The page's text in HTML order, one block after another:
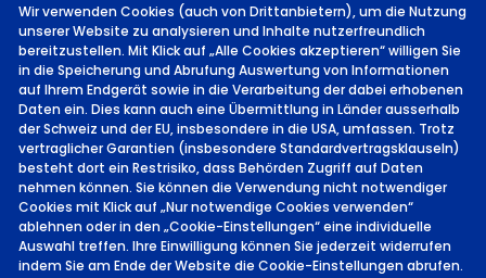
©2026 von MCH Group AG
Wir verwenden Cookies (auch von Drittanbietern), um die Nutzung
unserer Website zu analysieren und Inhalte nutzerfreundlich
bereitzustellen. Mit Klick auf „Alle Cookies akzeptieren“ willigen Sie
in die Speicherung und Abrufung Auswertung von Informationen
auf Ihrem Endgerät sowie in die Verarbeitung der dabei erhobenen
Daten ein. Dies kann auch eine Übermittlung in Länder ausserhalb
der Schweiz und der EU, insbesondere in die USA, umfassen. Trotz
vertraglicher Garantien (insbesondere Standardvertragsklauseln)
besteht dort ein Restrisiko, dass Behörden Zugriff auf Daten
nehmen können. Sie können die Verwendung nicht notwendiger
Cookies mit Klick auf „Nur notwendige Cookies verwenden“
ablehnen oder in den „Cookie-Einstellungen“ eine individuelle
Auswahl treffen. Ihre Einwilligung können Sie jederzeit widerrufen
indem Sie am Ende der Website die Cookie-Einstellungen abrufen.